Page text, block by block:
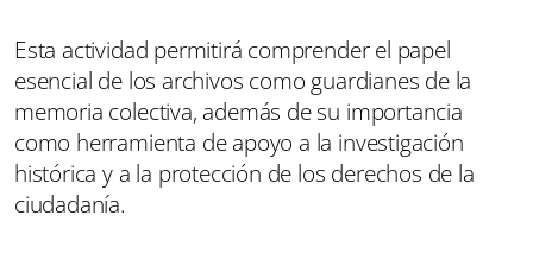
Esta actividad permitirá comprender el papel
esencial de los archivos como guardianes de la
memoria colectiva, además de su importancia
como herramienta de apoyo a la investigación
histórica y a la protección de los derechos de la
ciudadanía.